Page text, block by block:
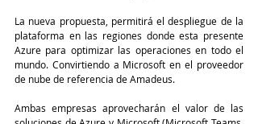
La nueva propuesta, permitirá el despliegue de la
plataforma en las regiones donde esta presente
Azure para optimizar las operaciones en todo el
mundo. Convirtiendo a Microsoft en el proveedor
de nube de referencia de Amadeus.
Ambas empresas aprovecharán el valor de las